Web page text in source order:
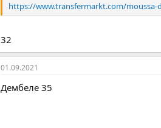
https://www.transfermarkt.com/
32
01.09.2021
Дембеле 35